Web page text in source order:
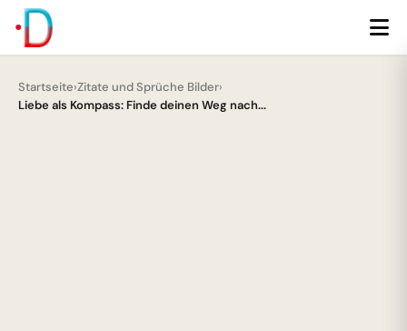
Startseite›Zitate und Sprüche Bilder›
Liebe als Kompass: Finde deinen Weg nach...